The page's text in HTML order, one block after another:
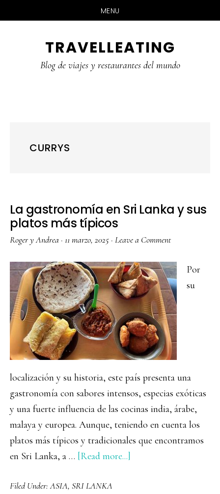
MENU
TRAVELLEATING
Blog de viajes y restaurantes del mundo
CURRYS
La gastronomía en Sri Lanka y sus
platos más típicos
Roger y Andrea · 11 marzo, 2025 · Leave a Comment
Por
su
localización y su historia, este país presenta una
gastronomía con sabores intensos, especias exóticas
y una fuerte influencia de las cocinas india, árabe,
malaya y europea. Aunque, teniendo en cuenta los
platos más típicos y tradicionales que encontramos
en Sri Lanka, a … [Read more...]
Filed Under:ASIA, SRI LANKA